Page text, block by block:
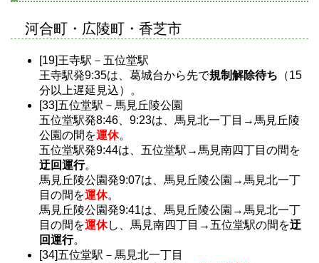
河合町・広陵町・香芝市
[19]王寺駅－五位堂駅
王寺駅発9:35は、葛城台から先で規制解除待ち （15
分以上遅延見込）。
[33]五位堂駅－馬見丘陵公園
五位堂駅発8:46、9:23は、馬見北一丁目→馬見丘陵
公園の間を運休。
五位堂駅発9:44は、五位堂駅→馬見南四丁目の間を
迂回運行。
馬見丘陵公園発9:07は、馬見丘陵公園→馬見北一丁
目の間を運休。
馬見丘陵公園発9:41は、馬見丘陵公園→馬見北一丁
目の間を運休し、馬見南四丁目→五位堂駅の間を迂
回運行。
[34]五位堂駅－馬見北一丁目